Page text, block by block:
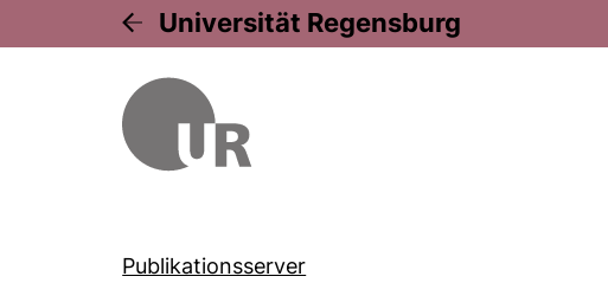
Universität Regensburg
Publikationsserver